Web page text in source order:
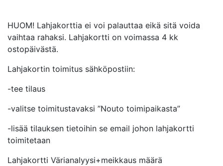
HUOM! Lahjakorttia ei voi palauttaa eikä sitä voida
vaihtaa rahaksi. Lahjakortti on voimassa 4 kk
ostopäivästä.
Lahjakortin toimitus sähköpostiin:
-tee tilaus
-valitse toimitustavaksi ”Nouto toimipaikasta”
-lisää tilauksen tietoihin se email johon lahjakortti
toimitetaan
Lahjakortti Värianalyysi+meikkaus määrä